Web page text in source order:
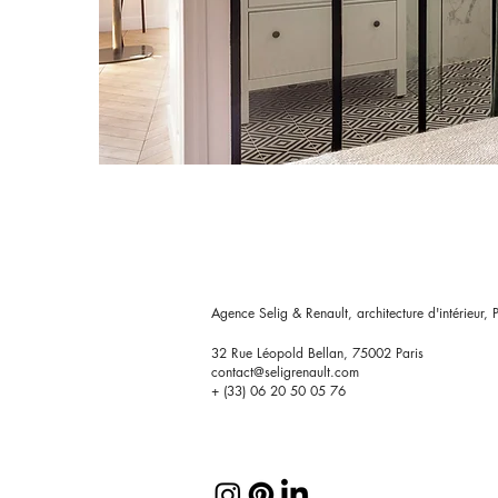
Agence Selig & Renault, architecture d'intérieur,
32 Rue Léopold Bellan, 75002 Paris
contact@seligrenault.com
+ (33) 06 20 50 05 76